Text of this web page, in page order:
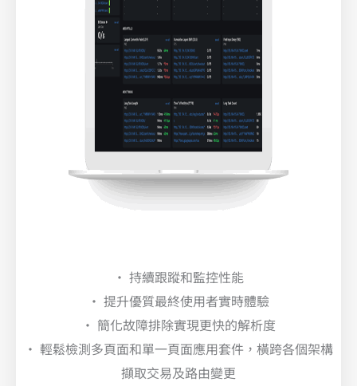
• 持續跟蹤和監控性能
• 提升優質最終使用者實時體驗
• 簡化故障排除實現更快的解析度
• 輕鬆檢測多頁面和單一頁面應用套件，橫跨各個架構
擷取交易及路由變更